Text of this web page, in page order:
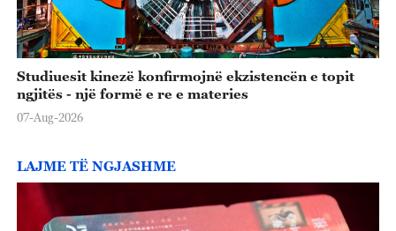
Studiuesit kinezë konfirmojnë ekzistencën e topit
ngjitës - një formë e re e materies
07-Aug-2026
LAJME TË NGJASHME